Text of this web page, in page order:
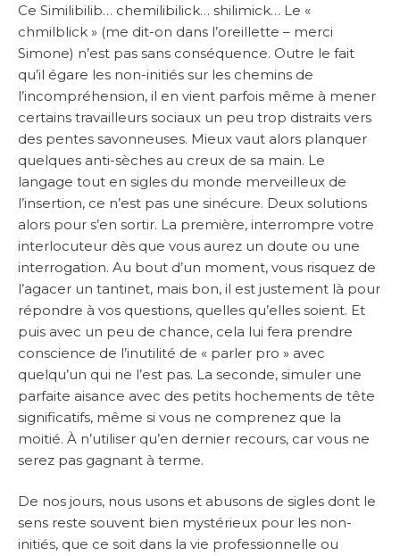
Ce Similibilib… chemilibilick… shilimick… Le «
chmilblick » (me dit-on dans l’oreillette – merci
Simone) n’est pas sans conséquence. Outre le fait
qu’il égare les non-initiés sur les chemins de
l’incompréhension, il en vient parfois même à mener
certains travailleurs sociaux un peu trop distraits vers
des pentes savonneuses. Mieux vaut alors planquer
quelques anti-sèches au creux de sa main. Le
langage tout en sigles du monde merveilleux de
l’insertion, ce n’est pas une sinécure. Deux solutions
alors pour s’en sortir. La première, interrompre votre
interlocuteur dès que vous aurez un doute ou une
interrogation. Au bout d’un moment, vous risquez de
l’agacer un tantinet, mais bon, il est justement là pour
répondre à vos questions, quelles qu’elles soient. Et
puis avec un peu de chance, cela lui fera prendre
conscience de l’inutilité de « parler pro » avec
quelqu’un qui ne l’est pas. La seconde, simuler une
parfaite aisance avec des petits hochements de tête
significatifs, même si vous ne comprenez que la
moitié. À n’utiliser qu’en dernier recours, car vous ne
serez pas gagnant à terme.
De nos jours, nous usons et abusons de sigles dont le
sens reste souvent bien mystérieux pour les non-
initiés, que ce soit dans la vie professionnelle ou